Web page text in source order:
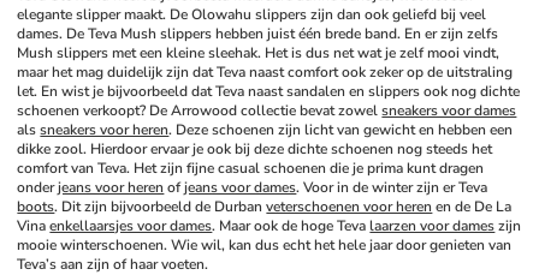
elegante slipper maakt. De Olowahu slippers zijn dan ook geliefd bij veel
dames. De Teva Mush slippers hebben juist één brede band. En er zijn zelfs
Mush slippers met een kleine sleehak. Het is dus net wat je zelf mooi vindt,
maar het mag duidelijk zijn dat Teva naast comfort ook zeker op de uitstraling
let. En wist je bijvoorbeeld dat Teva naast sandalen en slippers ook nog dichte
schoenen verkoopt? De Arrowood collectie bevat zowel sneakers voor dames
als sneakers voor heren. Deze schoenen zijn licht van gewicht en hebben een
dikke zool. Hierdoor ervaar je ook bij deze dichte schoenen nog steeds het
comfort van Teva. Het zijn fijne casual schoenen die je prima kunt dragen
onder jeans voor heren of jeans voor dames
boots. Dit zijn bijvoorbeeld de Durban veterschoenen voor heren en de De La
Vina enkellaarsjes voor dames. Maar ook de hoge Teva laarzen voor dames zijn
mooie winterschoenen. Wie wil, kan dus echt het hele jaar door genieten van
Teva’s aan zijn of haar voeten.